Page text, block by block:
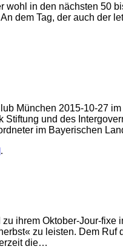
wohl in den nächsten 50
dem Tag, der auch
München 2015-10-27
und des
im Bayerischen
.
ihrem Oktober-Jour-
zu leisten. Dem
die…